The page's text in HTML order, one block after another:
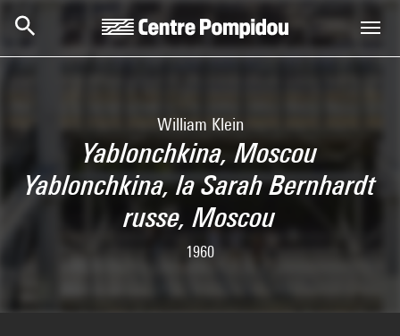
William Klein
Yablonchkina, Moscou
Yablonchkina, la Sarah Bernhardt
russe, Moscou
1960